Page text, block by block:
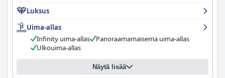
Vieraat kehuvat toistuvasti hotellia sen upeasta sijainnista, joka
tarjoaa seesteisen ja idyllisen kokemuksen mystisen metsän ja
rauhoittavan vesiputouksen taustalla, mikä tekee siitä
täydellisen paikan rentoutumiseen ja Balin tutkimiseen.
Vaikuttava muotoilu ja tilojen harmoninen integrointi
ympäröivään ympäristöön parantavat entisestään
kokonaisvaltaista kokemusta.
Luksus
Uima-allas
Infinity uima-allas
Panoraamamaisema uima-allas
Ulkouima-allas
Näytä lisää